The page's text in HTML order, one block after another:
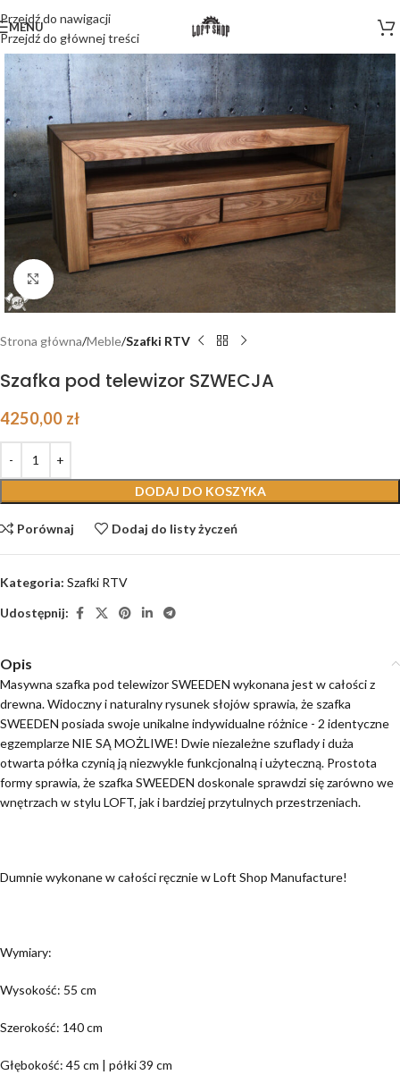
Przejdź do nawigacji
Przejdź do głównej treści
MENU
Kliknij, aby powiększyć
Strona główna Meble Szafki RTV
Szafka pod telewizor SZWECJA
4250,00 zł
DODAJ DO KOSZYKA
Porównaj Dodaj do listy życzeń
Kategoria: Szafki RTV
Udostępnij:
Opis
Masywna szafka pod telewizor SWEEDEN wykonana jest w całości z
drewna. Widoczny i naturalny rysunek słojów sprawia, że szafka
SWEEDEN posiada swoje unikalne indywidualne różnice - 2 identyczne
egzemplarze NIE SĄ MOŻLIWE! Dwie niezależne szuflady i duża
otwarta półka czynią ją niezwykle funkcjonalną i użyteczną. Prostota
formy sprawia, że szafka SWEEDEN doskonale sprawdzi się zarówno we
wnętrzach w stylu LOFT, jak i bardziej przytulnych przestrzeniach.
Dumnie wykonane w całości ręcznie w Loft Shop Manufacture!
Wymiary:
Wysokość: 55 cm
Szerokość: 140 cm
Głębokość: 45 cm | półki 39 cm